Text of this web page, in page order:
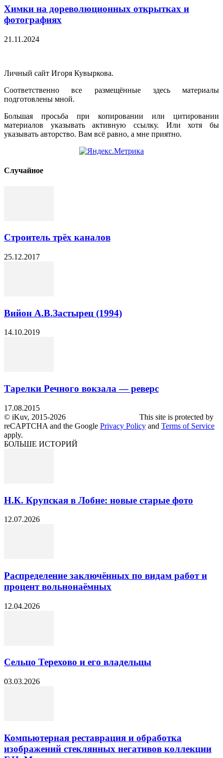
Химки на дореволюционных открытках и
фотографиях
21.11.2024
Личный сайт Игоря Кувыркова.
Соответственно все размещённые здесь материалы
подготовлены мной.
Большая просьба при копировании или цитировании
материалов указывать активную ссылку. Или хотя бы
указывать авторство. Вам всё равно, а мне приятно.
Cлучайное
Строитель трёх каналов
25.12.2017
Вийон А.В.Застырец (1994)
14.10.2019
Тарелки Речного вокзала — реверс
17.08.2015
© iKuv, 2015-2026 This site is protected by
reCAPTCHA and the Google Privacy Policy and Terms of Service
apply.
БОЛЬШЕ ИСТОРИЙ
Н.К. Крупская в Лобне: новые старые фото
12.07.2026
Распределение заключённых по видам работ и
процент вольнонаёмных
12.04.2026
Сельцо Терехово и его владельцы
03.03.2026
Компьютерная реставрация и обработка
изображений стеклянных негативов коллекции